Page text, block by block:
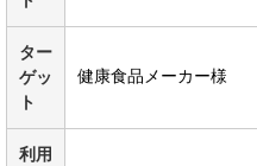
ター
ゲッ
ト
健康食品メーカー様
利用